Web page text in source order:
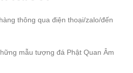
thông qua điện thoại/zalo/đến
mẫu tượng đá Phật Quan Âm